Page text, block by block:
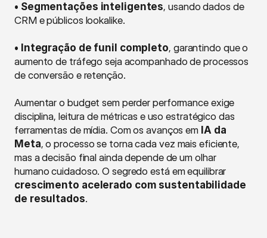
• Segmentações inteligentes, usando dados de
CRM e públicos lookalike.
• Integração de funil completo, garantindo que o
aumento de tráfego seja acompanhado de processos
de conversão e retenção.
Aumentar o budget sem perder performance exige
disciplina, leitura de métricas e uso estratégico das
ferramentas de mídia. Com os avanços em IA da
Meta, o processo se torna cada vez mais eficiente,
mas a decisão final ainda depende de um olhar
crescimento acelerado com sustentabilidade
de resultados.